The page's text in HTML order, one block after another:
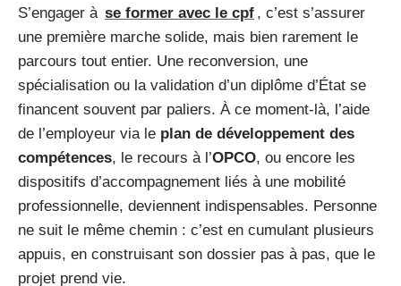
S’engager à se former avec le cpf , c’est s’assurer
une première marche solide, mais bien rarement le
parcours tout entier. Une reconversion, une
spécialisation ou la validation d’un diplôme d’État se
financent souvent par paliers. À ce moment-là, l’aide
de l’employeur via le plan de développement des
compétences, le recours à l’OPCO, ou encore les
dispositifs d’accompagnement liés à une mobilité
professionnelle, deviennent indispensables. Personne
ne suit le même chemin : c’est en cumulant plusieurs
appuis, en construisant son dossier pas à pas, que le
projet prend vie.